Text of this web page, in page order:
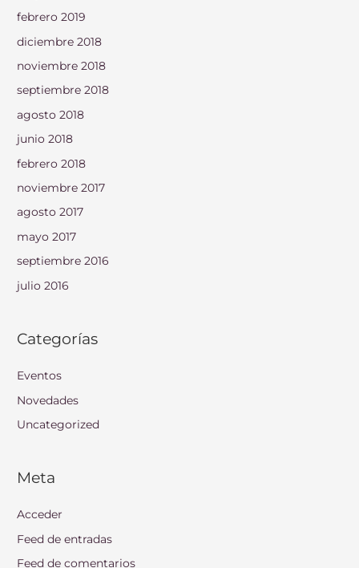
febrero 2019
diciembre 2018
noviembre 2018
septiembre 2018
agosto 2018
junio 2018
febrero 2018
noviembre 2017
agosto 2017
mayo 2017
septiembre 2016
julio 2016
Categorías
Eventos
Novedades
Uncategorized
Meta
Acceder
Feed de entradas
Feed de comentarios